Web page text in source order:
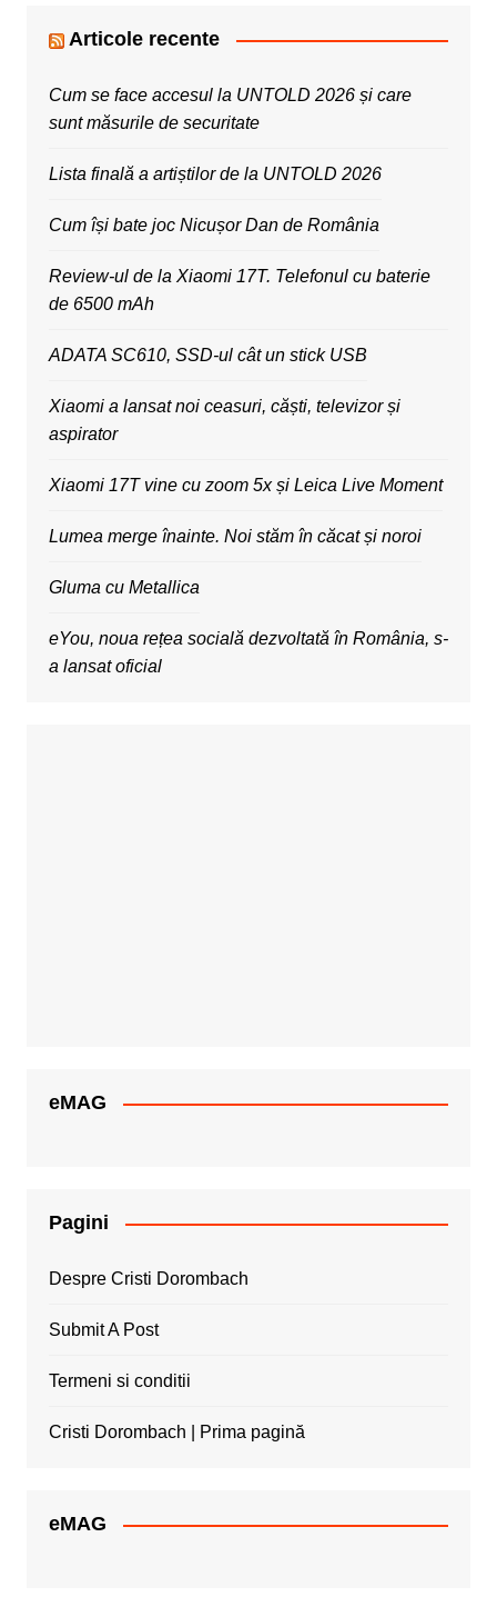
Articole recente
Cum se face accesul la UNTOLD 2026 și care
sunt măsurile de securitate
Lista finală a artiștilor de la UNTOLD 2026
Cum își bate joc Nicușor Dan de România
Review-ul de la Xiaomi 17T. Telefonul cu baterie
de 6500 mAh
ADATA SC610, SSD-ul cât un stick USB
Xiaomi a lansat noi ceasuri, căști, televizor și
aspirator
Xiaomi 17T vine cu zoom 5x și Leica Live Moment
Lumea merge înainte. Noi stăm în căcat și noroi
Gluma cu Metallica
eYou, noua rețea socială dezvoltată în România, s-
a lansat oficial
eMAG
Pagini
Despre Cristi Dorombach
Submit A Post
Termeni si conditii
Cristi Dorombach | Prima pagină
eMAG